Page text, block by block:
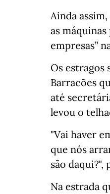
Ainda
as
empresas”
Os estragos
Barracões
até
levou o
"Vai haver
que nós
são
Na estrada